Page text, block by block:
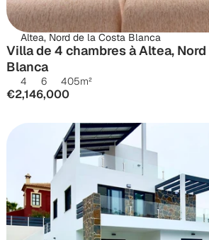
Altea, Nord de la Costa Blanca
Villa de 4 chambres à Altea,
Blanca
4 6 405m²
€2,146,000